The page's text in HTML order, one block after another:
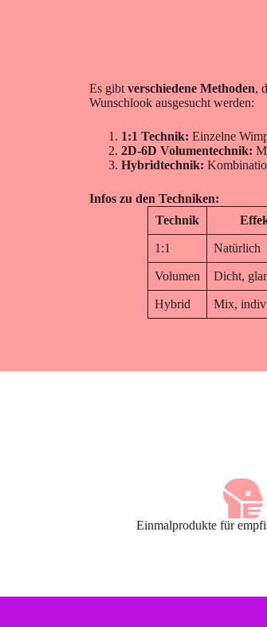
Es gibt verschiedene Methoden,
Wunschlook ausgesucht werden:
1:1 Technik: Einzelne
2D-6D Volumentechnik:
Hybridtechnik:
Infos zu den Techniken:
Technik
1:1 Natürlich
Volumen Dicht,
Hybrid Mix,
Einmalprodukte für